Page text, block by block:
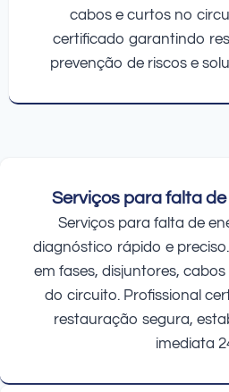
cabos e curtos no
certificado garantindo
prevenção de riscos e
Serviços para falta
Serviços para falta de
diagnóstico rápido e
em fases, disjuntores,
do circuito. Profissional
restauração segura,
imediata